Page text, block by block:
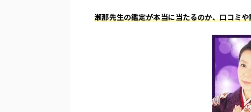
瀬那先生の鑑定が本当に当たるのか、口コミ